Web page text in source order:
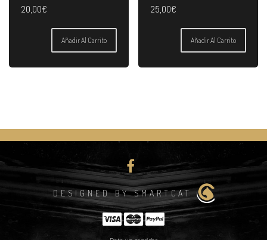
20,00€
Añadir Al Carrito
25,00€
Añadir Al Carrito
DESIGNED BY SMARTCAT